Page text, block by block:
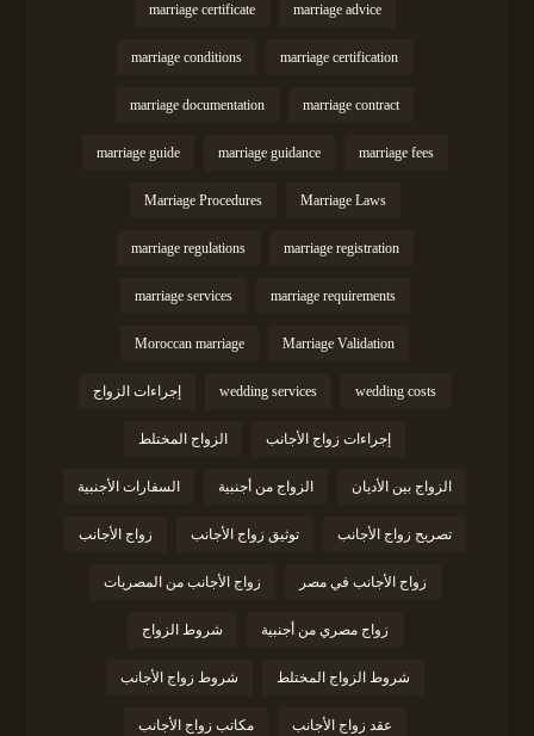
marriage advice
marriage certificate
marriage certification
marriage conditions
marriage contract
marriage documentation
marriage fees
marriage guidance
marriage guide
Marriage Laws
Marriage Procedures
marriage registration
marriage regulations
marriage requirements
marriage services
Marriage Validation
Moroccan marriage
wedding costs
wedding services إجراءات الزواج
إجراءات زواج الأجانب الزواج المختلط
الزواج بين الأديان الزواج من أجنبية السفارات الأجنبية
تصريح زواج الأجانب توثيق زواج الأجانب زواج الأجانب
زواج الأجانب في مصر زواج الأجانب من المصريات
زواج مصري من أجنبية شروط الزواج
شروط الزواج المختلط شروط زواج الأجانب
عقد زواج الأجانب مكاتب زواج الأجانب